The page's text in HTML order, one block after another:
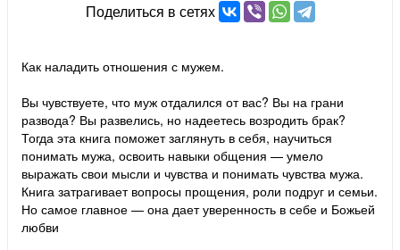
Поделиться в сетях
Как наладить отношения с мужем.
Вы чувствуете, что муж отдалился от вас? Вы на грани
развода? Вы развелись, но надеетесь возродить брак?
Тогда эта книга поможет заглянуть в себя, научиться
понимать мужа, освоить навыки общения — умело
выражать свои мысли и чувства и понимать чувства мужа.
Книга затрагивает вопросы прощения, роли подруг и семьи.
Но самое главное — она дает уверенность в себе и Божьей
любви